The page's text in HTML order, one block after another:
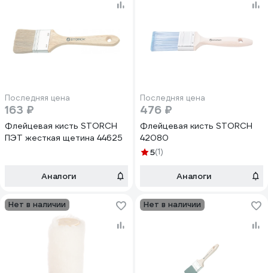
Последняя цена
163 ₽
Флейцевая кисть STORCH
ПЭТ жесткая щетина 44625
Аналоги
Последняя цена
476 ₽
Флейцевая кисть STORCH
42080
5(1)
Аналоги
Нет в наличии Нет в наличии